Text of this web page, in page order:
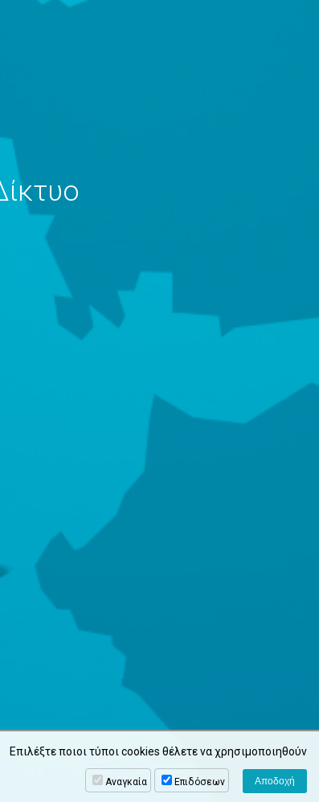
Επιλέξτε ποιοι τύποι cookies θέλετε να χρησιμοποιηθούν
Αναγκαία Επιδόσεων